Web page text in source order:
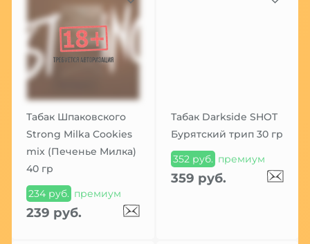
Табак Шпаковского
Strong Milka Cookies
mix (Печенье Милка)
40 гр
234 руб. премиум
239 руб.
Табак Darkside SHOT
Бурятский трип 30 гр
352 руб. премиум
359 руб.